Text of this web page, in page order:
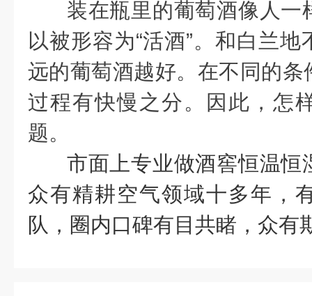
装在瓶里的葡萄酒像人一
以被形容为“活酒”。和白兰
远的葡萄酒越好。在不同的
过程有快慢之分。因此，怎
题。
市面上专业做酒窖恒温恒
众有精耕空气领域十多年，
队，圈内口碑有目共睹，众有